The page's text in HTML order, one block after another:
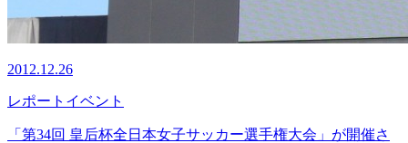
2012.12.26
レポート イベント
「第34回 皇后杯全日本女子サッカー選手権大会」が開催さ